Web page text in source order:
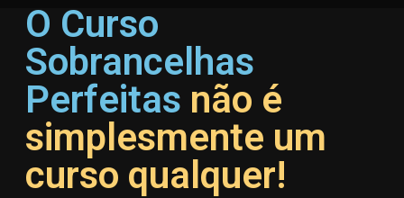
O Curso
Sobrancelhas
Perfeitas não é
simplesmente um
curso qualquer!